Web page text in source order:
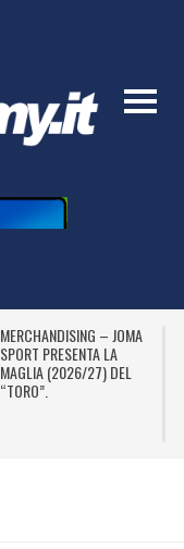
MERCHANDISING – JOMA
SPORT PRESENTA LA
MAGLIA (2026/27) DEL
“TORO”.